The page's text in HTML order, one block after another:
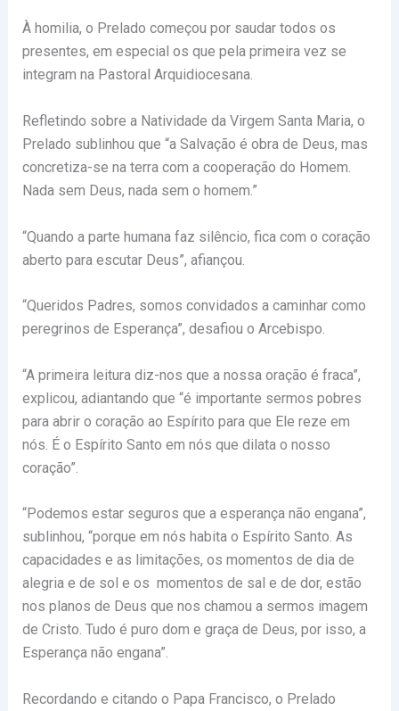
À homilia, o Prelado começou por saudar todos os
presentes, em especial os que pela primeira vez se
integram na Pastoral Arquidiocesana.
Refletindo sobre a Natividade da Virgem Santa Maria, o
Prelado sublinhou que “a Salvação é obra de Deus, mas
concretiza-se na terra com a cooperação do Homem.
Nada sem Deus, nada sem o homem.”
“Quando a parte humana faz silêncio, fica com o coração
aberto para escutar Deus”, afiançou.
“Queridos Padres, somos convidados a caminhar como
peregrinos de Esperança”, desafiou o Arcebispo.
“A primeira leitura diz-nos que a nossa oração é fraca”,
explicou, adiantando que “é importante sermos pobres
para abrir o coração ao Espírito para que Ele reze em
nós. É o Espírito Santo em nós que dilata o nosso
coração”.
“Podemos estar seguros que a esperança não engana”,
sublinhou, “porque em nós habita o Espírito Santo. As
capacidades e as limitações, os momentos de dia de
alegria e de sol e os momentos de sal e de dor, estão
nos planos de Deus que nos chamou a sermos imagem
de Cristo. Tudo é puro dom e graça de Deus, por isso, a
Esperança não engana”.
Recordando e citando o Papa Francisco, o Prelado